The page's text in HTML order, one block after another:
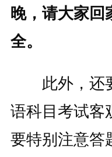
晚，请大家回
全。
此外，还
语科目考试客
要特别注意答